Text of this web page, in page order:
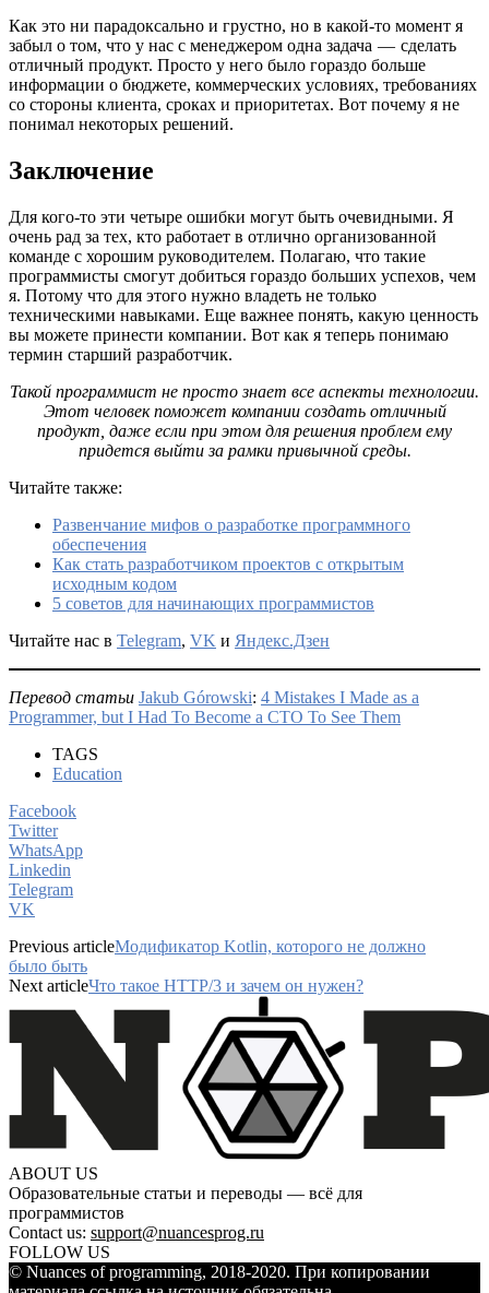
Как это ни парадоксально и грустно, но в какой-то момент я
забыл о том, что у нас с менеджером одна задача — сделать
отличный продукт. Просто у него было гораздо больше
информации о бюджете, коммерческих условиях, требованиях
со стороны клиента, сроках и приоритетах. Вот почему я не
понимал некоторых решений.
Заключение
Для кого-то эти четыре ошибки могут быть очевидными. Я
очень рад за тех, кто работает в отлично организованной
команде с хорошим руководителем. Полагаю, что такие
программисты смогут добиться гораздо больших успехов, чем
я. Потому что для этого нужно владеть не только
техническими навыками. Еще важнее понять, какую ценность
вы можете принести компании. Вот как я теперь понимаю
термин старший разработчик.
Такой программист не просто знает все аспекты технологии.
Этот человек поможет компании создать отличный
продукт, даже если при этом для решения проблем ему
придется выйти за рамки привычной среды.
Читайте также:
Развенчание мифов о разработке программного
обеспечения
Как стать разработчиком проектов с открытым
исходным кодом
5 советов для начинающих программистов
Читайте нас в Telegram, VK и Яндекс.Дзен
Перевод статьи Jakub Górowski: 4 Mistakes I Made as a
Programmer, but I Had To Become a CTO To See Them
TAGS
Education
Facebook
Twitter
WhatsApp
Linkedin
Telegram
VK
Previous articleМодификатор Kotlin, которого не должно
было быть
Next articleЧто такое HTTP/3 и зачем он нужен?
ABOUT US
Образовательные статьи и переводы — всё для
программистов
Contact us: support@nuancesprog.ru
FOLLOW US
© Nuances of programming, 2018-2020. При копировании